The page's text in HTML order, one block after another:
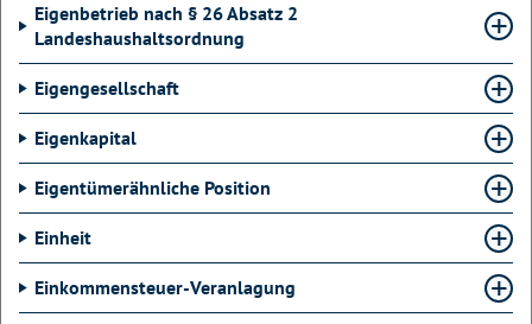
Eigenbetrieb nach § 26 Absatz 2
Landeshaushaltsordnung
Eigengesellschaft
Eigenkapital
Eigentümerähnliche Position
Einheit
Einkommensteuer-Veranlagung